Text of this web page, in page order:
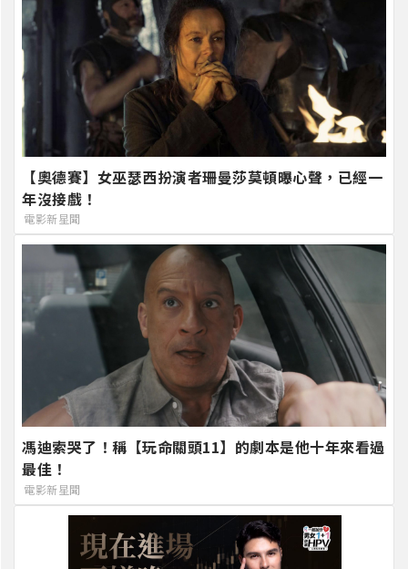
【奧德賽】女巫瑟西扮演者珊曼莎莫頓曝心聲，已經一
年沒接戲！
電影新星聞
馮迪索哭了！稱【玩命關頭11】的劇本是他十年來看過
最佳！
電影新星聞